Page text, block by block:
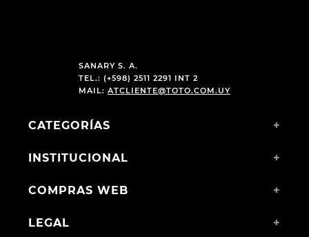
SANARY S. A.
TEL.: (+598) 2511 2291 INT 2
MAIL: ATCLIENTE@TOTO.COM.UY
CATEGORÍAS +
INSTITUCIONAL +
COMPRAS WEB +
LEGAL +